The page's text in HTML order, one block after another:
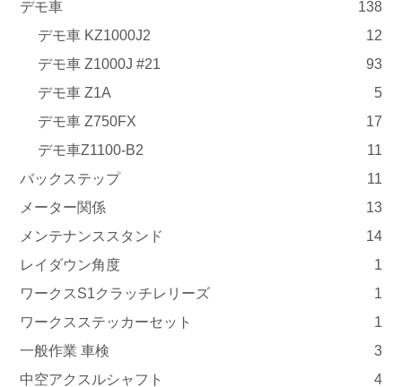
デモ車
138
デモ車 KZ1000J2
12
デモ車 Z1000J #21
93
デモ車 Z1A
5
デモ車 Z750FX
17
デモ車Z1100-B2
11
バックステップ
11
メーター関係
13
メンテナンススタンド
14
レイダウン角度
1
ワークスS1クラッチレリーズ
1
ワークスステッカーセット
1
一般作業 車検
3
中空アクスルシャフト
4